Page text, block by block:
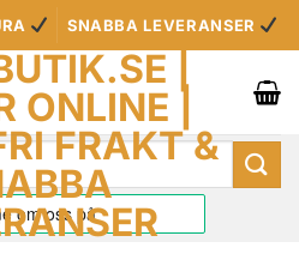
SNABBA LEVERANSER